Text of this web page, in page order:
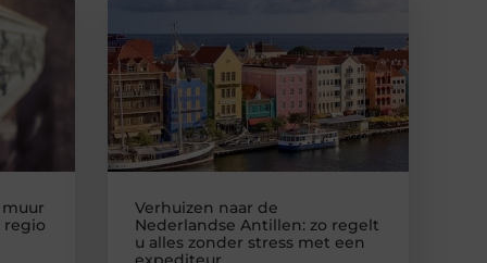
regio
Verhuizen naar de
Nederlandse Antillen: zo regelt
u alles zonder stress met een